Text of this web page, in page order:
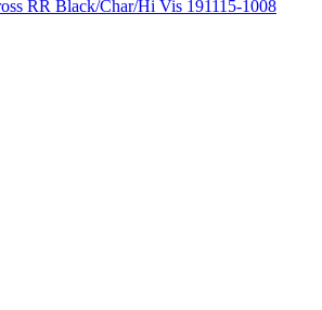
RR Black/Char/Hi Vis 191115-1008